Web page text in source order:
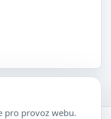
pro provoz webu.